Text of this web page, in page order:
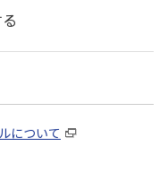
について